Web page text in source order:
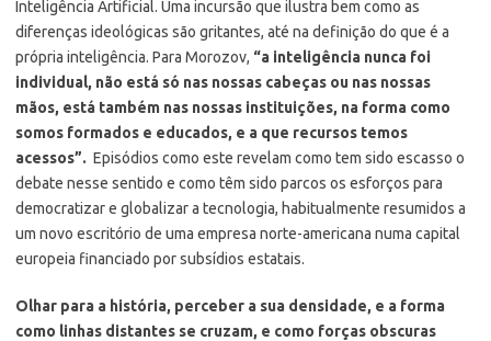
Inteligência Artificial. Uma incursão que ilustra bem como as
diferenças ideológicas são gritantes, até na definição do que é a
própria inteligência. Para Morozov, “a inteligência nunca foi
individual, não está só nas nossas cabeças ou nas nossas
mãos, está também nas nossas instituições, na forma como
somos formados e educados, e a que recursos temos
acessos”. Episódios como este revelam como tem sido escasso o
debate nesse sentido e como têm sido parcos os esforços para
democratizar e globalizar a tecnologia, habitualmente resumidos a
um novo escritório de uma empresa norte-americana numa capital
europeia financiado por subsídios estatais.
Olhar para a história, perceber a sua densidade, e a forma
como linhas distantes se cruzam, e como forças obscuras